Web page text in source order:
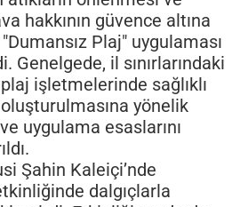
hakkının güvence altına
Plaj" uygulaması
Genelgede, il sınırlarındaki
işletmelerinde sağlıklı
yönelik
uygulama esaslarını
Şahin Kaleiçi’nde
dalgıçlarla